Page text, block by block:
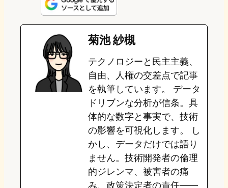
n
e
s
t
o
d
o
n
u
e
s
k
y
e
b
o
k
e
a
菊池 紗槻
テクノロジーと民主主義、
自由、人権の交差点で記事
を執筆しています。 データ
ドリブンな分析が信条。具
体的な数字と事実で、技術
の影響を可視化します。 し
かし、データだけでは語り
ません。技術開発者の倫理
的ジレンマ、被害者の痛
み、政策決定者の責任——